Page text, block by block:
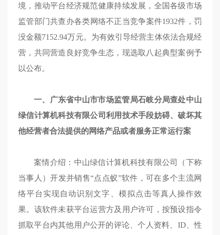
境，推动平台经济规范健康持续发展，全国各级市场
监管部门共查办各类网络不正当竞争案件1932件，罚
没金额7152.94万元。为有效引导经营主体依法合规经
营，共同营造良好竞争生态，现选取八起典型案例予
以公布。
一、广东省中山市市场监管局石岐分局查处中山
绿信计算机科技有限公司利用技术手段妨碍、破坏其
他经营者合法提供的网络产品或者服务正常运行案
案情介绍：中山绿信计算机科技有限公司（下称
当事人）开发并销售“点点蚁”软件，可在多个主流网
络平台实现自动识别文字、模拟点击等真人操作效
果。该软件未获平台运营方及用户许可，按预设指令
抓取平台内其他用户公开的评论、个人资料、ID、性